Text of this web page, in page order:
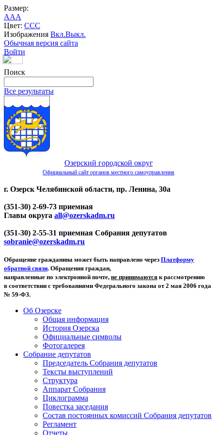
Размер:
AAA
Цвет: CCC
Изображения Вкл.Выкл.
Обычная версия сайта
Войти
Поиск
Все результаты
Озерский городской округ
Официальный сайт органов местного самоуправления
г. Озерск Челябинской области, пр. Ленина, 30а
(351-30) 2-69-73 приемная
Главы округа all@ozerskadm.ru
(351-30) 2-55-31 приемная Собрания депутатов
sobranie@ozerskadm.ru
Обращение гражданина может быть направлено через Платформу
обратной связи. Обращения граждан,
направленные по электронной почте, не принимаются к рассмотрению
в соответствии с требованиями Федерального закона от 2 мая 2006 года
№ 59-ФЗ.
Об Озерске
Общая информация
История Озерска
Официальные символы
Фотогалерея
Собрание депутатов
Председатель Собрания депутатов
Тексты выступлений
Структура
Аппарат Собрания
Циклограмма
Повестка заседания
Состав постоянных комиссий Собрания депутатов
Регламент
Отчеты